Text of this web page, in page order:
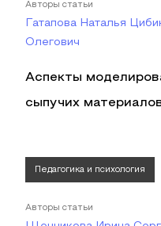
Авторы статьи
Гатапова Наталья
Олегович
Аспекты
сыпучих
Педагогика и психология
Авторы статьи